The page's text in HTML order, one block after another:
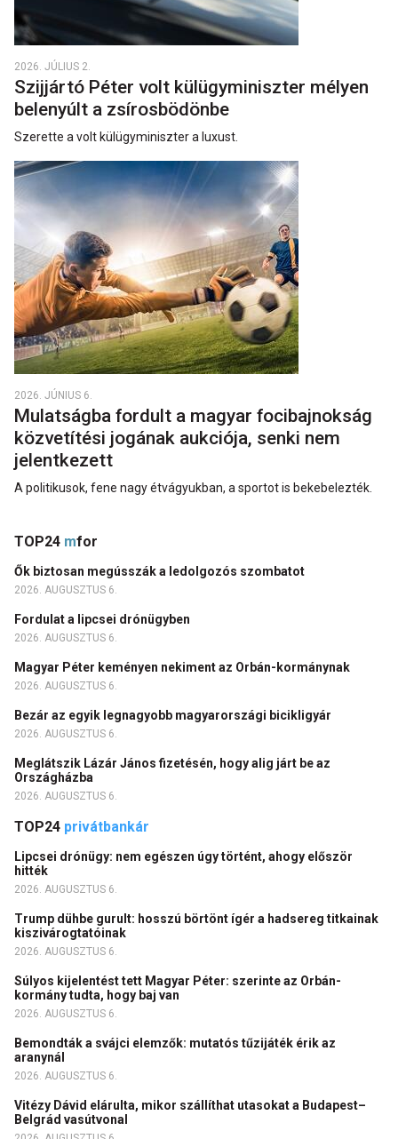
2026. JÚLIUS 2.
Szijjártó Péter volt külügyminiszter mélyen
belenyúlt a zsírosbödönbe
Szerette a volt külügyminiszter a luxust.
2026. JÚNIUS 6.
Mulatságba fordult a magyar focibajnokság
közvetítési jogának aukciója, senki nem
jelentkezett
A politikusok, fene nagy étvágyukban, a sportot is bekebelezték.
TOP24 mfor
Ők biztosan megússzák a ledolgozós szombatot
2026. AUGUSZTUS 6.
Fordulat a lipcsei drónügyben
2026. AUGUSZTUS 6.
Magyar Péter keményen nekiment az Orbán-kormánynak
2026. AUGUSZTUS 6.
Bezár az egyik legnagyobb magyarországi bicikligyár
2026. AUGUSZTUS 6.
Meglátszik Lázár János fizetésén, hogy alig járt be az
Országházba
2026. AUGUSZTUS 6.
TOP24 privátbankár
Lipcsei drónügy: nem egészen úgy történt, ahogy először
hitték
2026. AUGUSZTUS 6.
Trump dühbe gurult: hosszú börtönt ígér a hadsereg titkainak
kiszivárogtatóinak
2026. AUGUSZTUS 6.
Súlyos kijelentést tett Magyar Péter: szerinte az Orbán-
kormány tudta, hogy baj van
2026. AUGUSZTUS 6.
Bemondták a svájci elemzők: mutatós tűzijáték érik az
aranynál
2026. AUGUSZTUS 6.
Vitézy Dávid elárulta, mikor szállíthat utasokat a Budapest–
Belgrád vasútvonal